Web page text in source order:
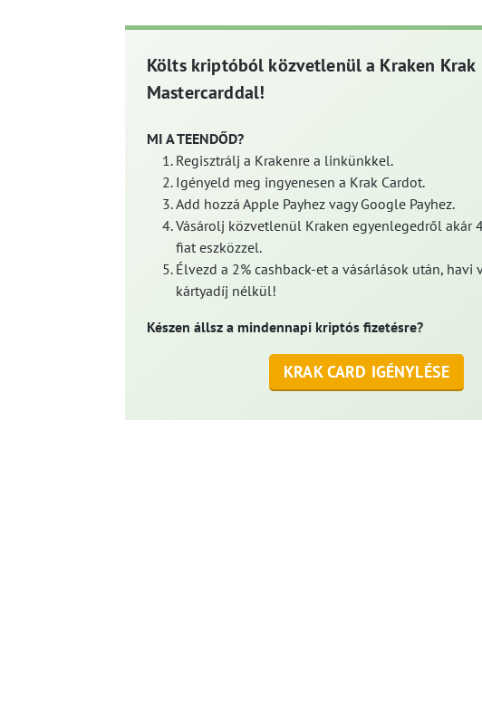
Költs kriptóból közvetlenül a Kraken Krak
Mastercarddal!
MI A TEENDŐD?
Regisztrálj a Krakenre a linkünkkel.
Igényeld meg ingyenesen a Krak Cardot.
Add hozzá Apple Payhez vagy Google Payhez.
Vásárolj közvetlenül Kraken egyenlegedről akár
fiat eszközzel.
Élvezd a 2% cashback-et a vásárlások után, havi
kártyadíj nélkül!
Készen állsz a mindennapi kriptós fizetésre?
KRAK CARD IGÉNYLÉSE